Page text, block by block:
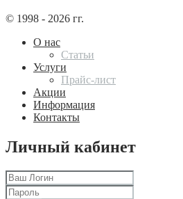
© 1998 - 2026 гг.
О нас
Статьи
Услуги
Прайс-лист
Акции
Информация
Контакты
Личный кабинет